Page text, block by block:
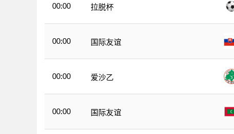
00:00 拉脱杯
00:00 国际友谊
00:00 爱沙乙
00:00 国际友谊